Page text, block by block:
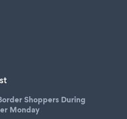
Shoppers During
Monday